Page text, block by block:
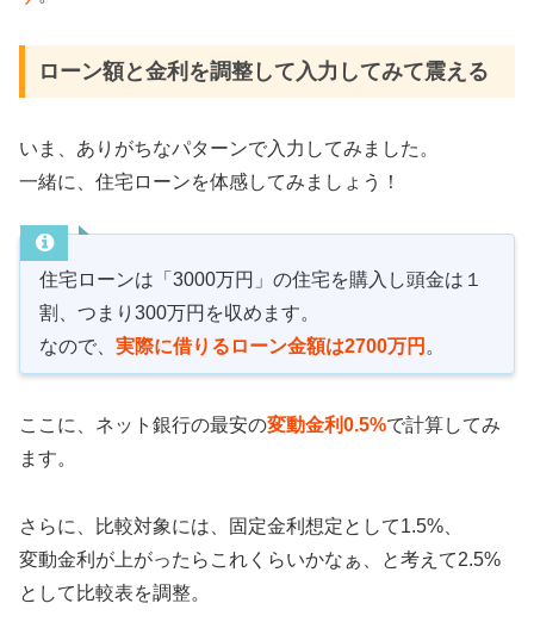
ローン額と金利を調整して入力してみて震える
いま、ありがちなパターンで入力してみました。
一緒に、住宅ローンを体感してみましょう！
住宅ローンは「 3000万円」の住宅を購入し頭金は１
割、つまり 300万円を収めます。
なので、 実際に借りるローン金額は2700万円 。
ここに、ネット銀行の最安の変動金利0.5%で計算してみ
ます。
さらに、比較対象には、固定金利想定として1.5%
変動金利が上がったらこれくらいかなぁ、と考えて2.5%
として比較表を調整。